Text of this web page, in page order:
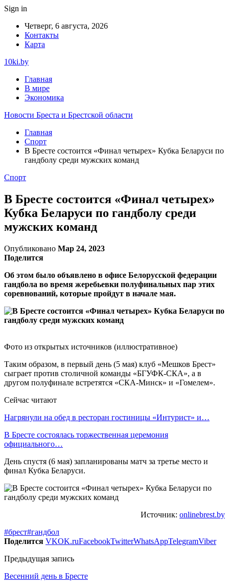
Sign in
Четверг, 6 августа, 2026
Контакты
Карта
10ki.by
Главная
В мире
Экономика
Новости Бреста и Брестской области
Главная
Спорт
В Бресте состоится «Финал четырех» Кубка Беларуси по
гандболу среди мужских команд
Спорт
В Бресте состоится «Финал четырех»
Кубка Беларуси по гандболу среди
мужских команд
Опубликовано Мар 24, 2023
Поделится
Об этом было объявлено в офисе Белорусской федерации
гандбола во время жеребьевки полуфинальных пар этих
соревнований, которые пройдут в начале мая.
Фото из открытых источников (иллюстративное)
Таким образом, в первый день (5 мая) клуб «Мешков Брест»
сыграет против столичной команды «БГУФК-СКА», а в
другом полуфинале встретятся «СКА-Минск» и «Гомелем».
Сейчас читают
Нагрянули на обед в ресторан гостиницы «Интурист» и…
В Бресте состоялась торжественная церемония
официального…
День спустя (6 мая) запланированы матч за третье место и
финал Кубка Беларуси.
Источник: onlinebrest.by
#брест#гандбол
Поделится VKOK.ruFacebookTwitterWhatsAppTelegramViber
Предыдущая запись
Весенний день в Бресте